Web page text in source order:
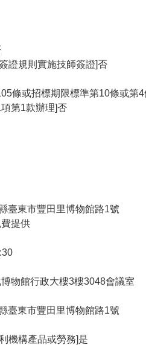
證規則實施技師簽證]否
條或招標期限標準第10條或第
第1款辦理]否
臺東市豐田里博物館路1號
提供
物館行政大樓3樓3048會議室
臺東市豐田里博物館路1號
機構產品或勞務]是